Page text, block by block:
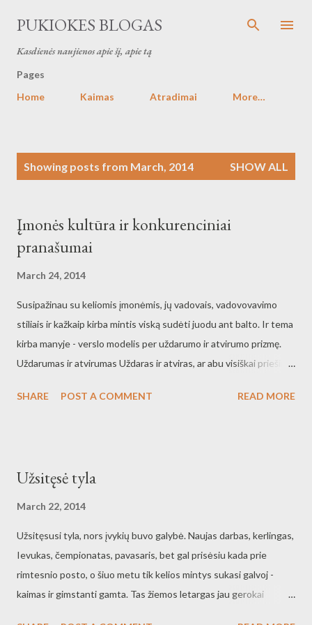
Skip to main content
PUKIOKES BLOGAS
Kasdienės naujienos apie šį, apie tą
Pages
Home
Kaimas Atradimai More…
Showing posts from March, 2014 SHOW ALL
Įmonės kultūra ir konkurenciniai
pranašumai
March 24, 2014
Susipažinau su keliomis įmonėmis, jų vadovais, vadovovavimo
stiliais ir kažkaip kirba mintis viską sudėti juodu ant balto. Ir tema
kirba manyje - verslo modelis per uždarumo ir atvirumo prizmę.
Uždarumas ir atvirumas Uždaras ir atviras, ar abu visiškai priešingi
tikrai taip, nors ir įmonės veikia toje pačioje srityje. Viena yra
bijai, tai neišbandai naujų dalykų ir galiausiai važiuoji žemyn. O gal
atradimas. Uždarumas lygus praradimui Esi uždaras. esi įdomus,
bet dažniausiai esi įdomus tik siauram ratui žmonių, kurie tave
labai gerai žino. Esi per atviras, bet neidomus... Visi apie t...
SHARE POST A COMMENT READ MORE
Užsitęsė tyla
March 22, 2014
Užsitęsusi tyla, nors įvykių buvo galybė. Naujas darbas, kerlingas,
Ievukas, čempionatas, pavasaris, bet gal prisėsiu kada prie
rimtesnio posto, o šiuo metu tik kelios mintys sukasi galvoj -
kaimas ir gimstanti gamta. Tas žiemos letargas jau gerokai